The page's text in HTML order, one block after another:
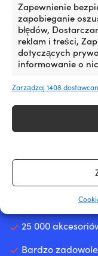
Zapewnienie
zapobieganie
błędów,
reklam i treści,
dotyczących
informowanie o
Zarządzaj 1408
całym świecie.
już teraz – jeśli
sklepie w ciągu
zakupie. Bez
Dowiedz się
cenowej
Największy
teraz także w
25 000
Bardzo